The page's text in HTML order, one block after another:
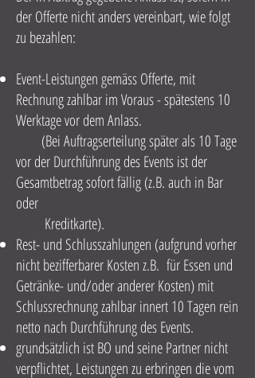
der Offerte nicht anders vereinbart, wie folgt
zu bezahlen:
Event-Leistungen gemäss Offerte, mit
Rechnung zahlbar im Voraus - spätestens 10
Werktage vor dem Anlass.
(Bei Auftragserteilung später als 10 Tage
vor der Durchführung des Events ist der
Gesamtbetrag sofort fällig (z.B. auch in Bar
oder
Kreditkarte).
Rest- und Schlusszahlungen (aufgrund vorher
nicht bezifferbarer Kosten z.B. für Essen und
Getränke- und/oder anderer Kosten) mit
Schlussrechnung zahlbar innert 10 Tagen rein
netto nach Durchführung des Events.
grundsätzlich ist BO und seine Partner nicht
verpflichtet, Leistungen zu erbringen die vom